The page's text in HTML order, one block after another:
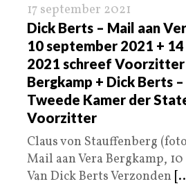
17 september 2021
Dick Berts – Mail aan
10 september 2021 +
2021 schreef
Bergkamp + Dick Berts
Tweede Kamer der
Voorzitter
Claus von Stauffenberg
Mail aan Vera Bergkamp,
Van Dick Berts Verzonden